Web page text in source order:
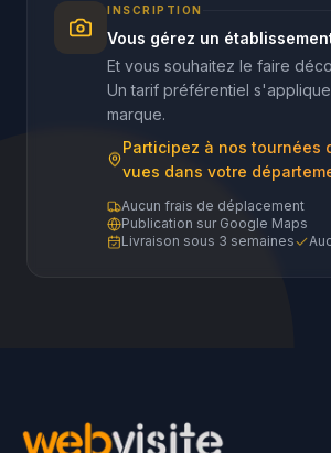
INSCRIPTION
Vous gérez un
Et vous souhaitez le faire
Un tarif préférentiel
marque.
Participez à nos tournées
vues dans votre
Aucun frais de déplacement
Publication sur Google Maps
Livraison sous 3 semaines